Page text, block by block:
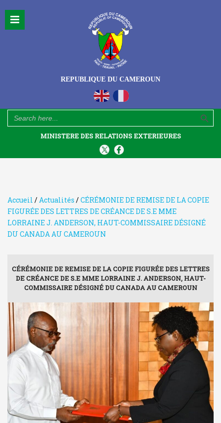
REPUBLIQUE DU CAMEROUN
Search
for:
Search Button
MINISTERE DES RELATIONS EXTERIEURES
Accueil /Actualités /CÉRÉMONIE DE REMISE DE LA COPIE
FIGURÉE DES LETTRES DE CRÉANCE DE S.E MME
LORRAINE J. ANDERSON, HAUT-COMMISSAIRE DÉSIGNÉ
DU CANADA AU CAMEROUN
CÉRÉMONIE DE REMISE DE LA COPIE FIGURÉE DES LETTRES
DE CRÉANCE DE S.E MME LORRAINE J. ANDERSON, HAUT-
COMMISSAIRE DÉSIGNÉ DU CANADA AU CAMEROUN